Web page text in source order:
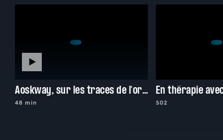
Aoskway, sur les traces de l'orignal
48 min
En thérapie
S02